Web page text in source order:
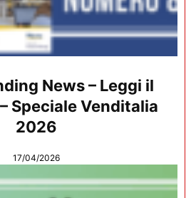
News – Leggi il
Speciale Venditalia
2026
17/04/2026